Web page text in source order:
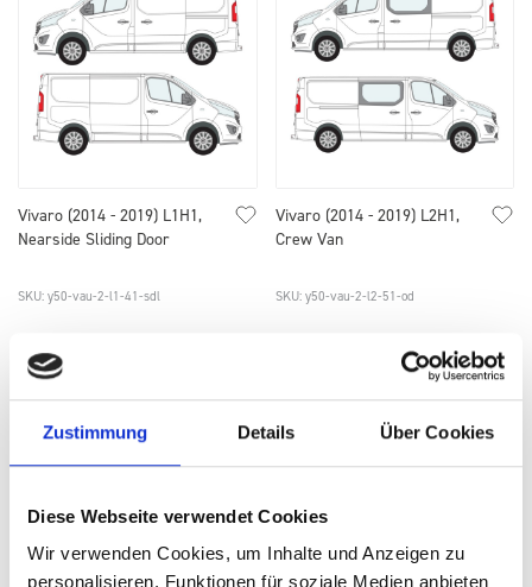
Zustimmung Details Über Cookies
Diese Webseite verwendet Cookies
Wir verwenden Cookies, um Inhalte und Anzeigen zu
personalisieren, Funktionen für soziale Medien anbieten
Vivaro (2014 - 2019) L1H1,
Nearside Sliding Door
SKU: y50-vau-2-l1-41-sdl
Vivaro (2014 - 2019) L2H1,
Crew Van
SKU: y50-vau-2-l2-51-od
OPTIONS